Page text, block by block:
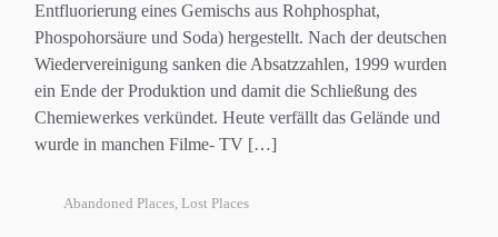
Entfluorierung eines Gemischs aus Rohphosphat,
Phospohorsäure und Soda) hergestellt. Nach der deutschen
Wiedervereinigung sanken die Absatzzahlen, 1999 wurden
ein Ende der Produktion und damit die Schließung des
Chemiewerkes verkündet. Heute verfällt das Gelände und
wurde in manchen Filme- TV […]
Abandoned Places, Lost Places